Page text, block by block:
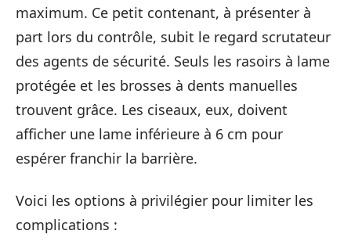
maximum. Ce petit contenant, à présenter à
part lors du contrôle, subit le regard scrutateur
des agents de sécurité. Seuls les rasoirs à lame
protégée et les brosses à dents manuelles
trouvent grâce. Les ciseaux, eux, doivent
afficher une lame inférieure à 6 cm pour
espérer franchir la barrière.
Voici les options à privilégier pour limiter les
complications :